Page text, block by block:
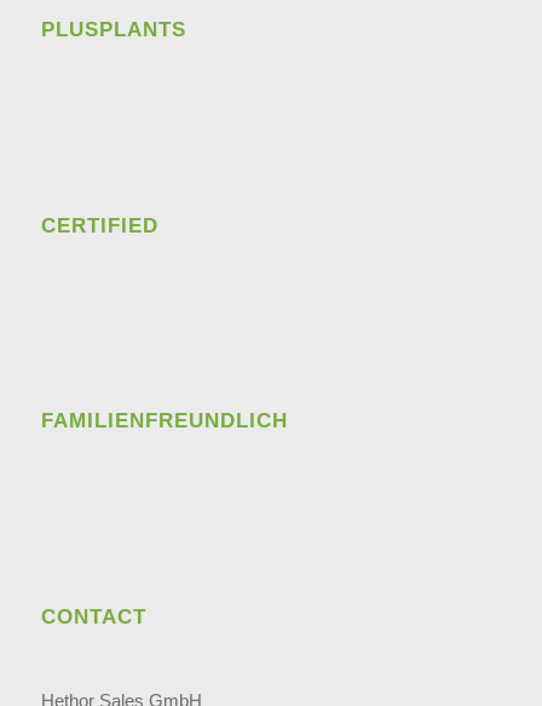
PLUSPLANTS
CERTIFIED
FAMILIENFREUNDLICH
CONTACT
Hethor Sales GmbH